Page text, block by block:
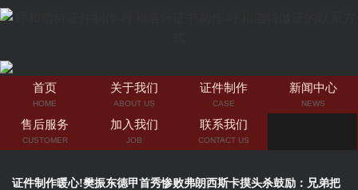
首页
HOME
关于我们
ABOUT US
证件制作
CASE
新闻中心
NEWS
售后服务
CUSTOMER
加入我们
JOB
联系我们
CONTACT US
证件制作暖心!樊振东德甲首秀惨败弗朗西斯卡摸头杀鼓励：兄弟把